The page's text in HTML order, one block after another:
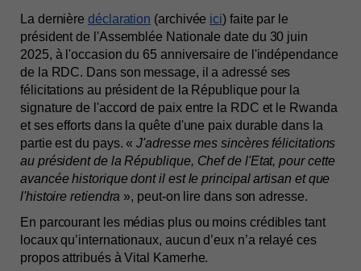
La dernière déclaration (archivée ici) faite par le
président de l'Assemblée Nationale date du 30 juin
2025, à l'occasion du 65 anniversaire de l'indépendance
de la RDC. Dans son message, il a adressé ses
félicitations au président de la République pour la
signature de l'accord de paix entre la RDC et le Rwanda
et ses efforts dans la quête d'une paix durable dans la
partie est du pays. « J'adresse mes sincères félicitations
au président de la République, Chef de l'Etat, pour cette
avancée historique dont il est le principal artisan et que
l'histoire retiendra », peut-on lire dans son adresse.
En parcourant les médias plus ou moins crédibles tant
locaux qu’internationaux, aucun d’eux n’a relayé ces
propos attribués à Vital Kamerhe.